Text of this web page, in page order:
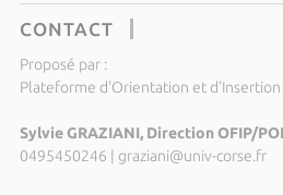
CONTACT
Proposé par :
Plateforme d'Orientation et d'Insertion
Sylvie GRAZIANI, Direction OFIP/
0495450246 | graziani@univ-corse.fr